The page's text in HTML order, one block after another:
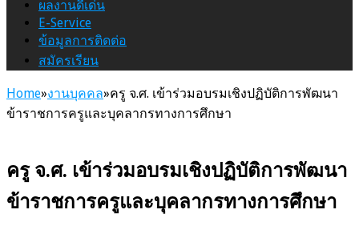
ผลงานดีเด่น
E-Service
ข้อมูลการติดต่อ
สมัครเรียน
Home»งานบุคคล»ครู จ.ศ. เข้าร่วมอบรมเชิงปฏิบัติการพัฒนา
ข้าราชการครูและบุคลากรทางการศึกษา
ครู จ.ศ. เข้าร่วมอบรมเชิงปฏิบัติการพัฒนา
ข้าราชการครูและบุคลากรทางการศึกษา